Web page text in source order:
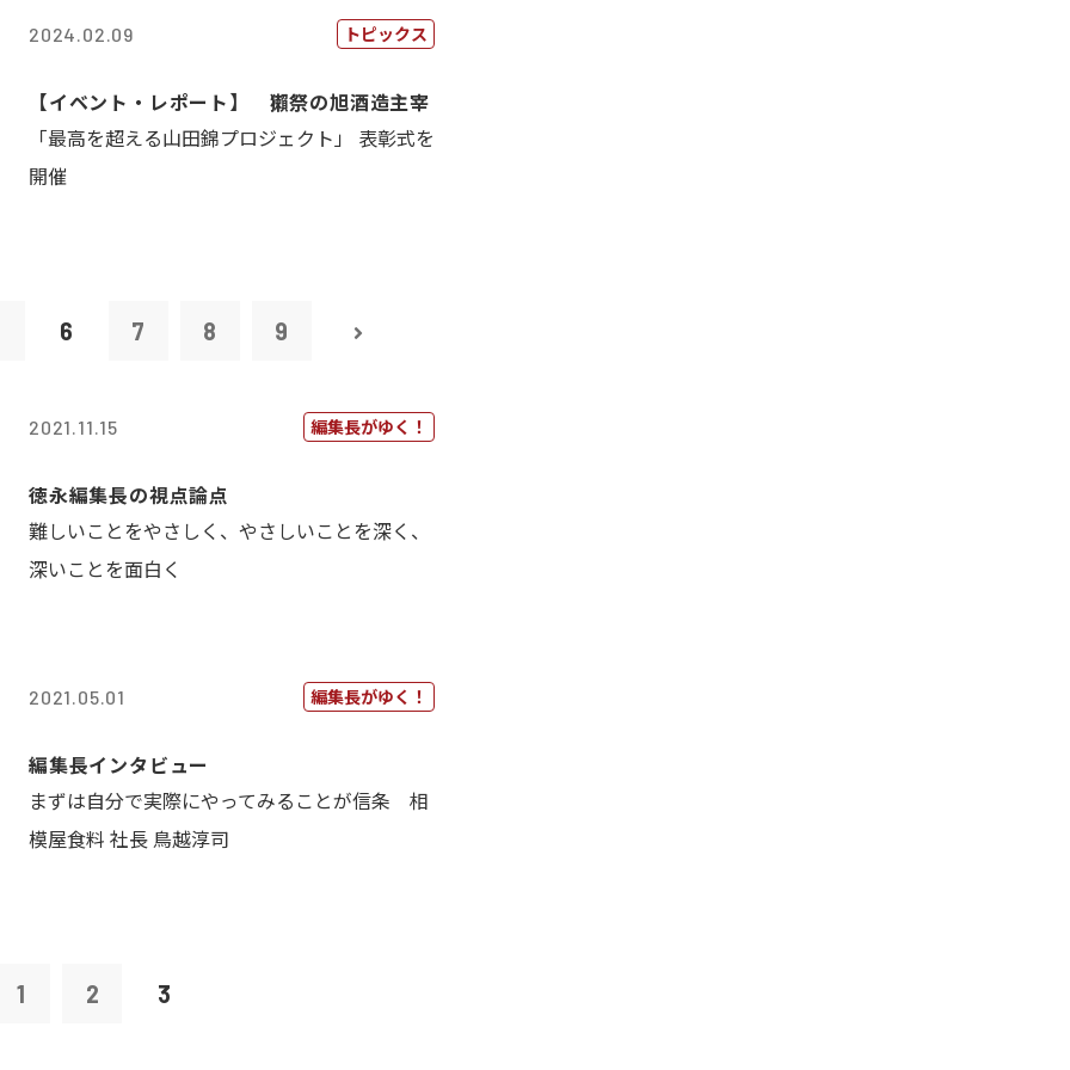
2024.02.09 トピックス
【イベント・レポート】 獺祭の旭酒造主宰
「最高を超える山田錦プロジェクト」 表彰式を
開催
6 7 8 9
2021.11.15 編集長がゆく！
徳永編集長の視点論点
難しいことをやさしく、やさしいことを深く、
深いことを面白く
2021.05.01 編集長がゆく！
編集長インタビュー
まずは自分で実際にやってみることが信条 相
模屋食料 社長 鳥越淳司
1 2 3